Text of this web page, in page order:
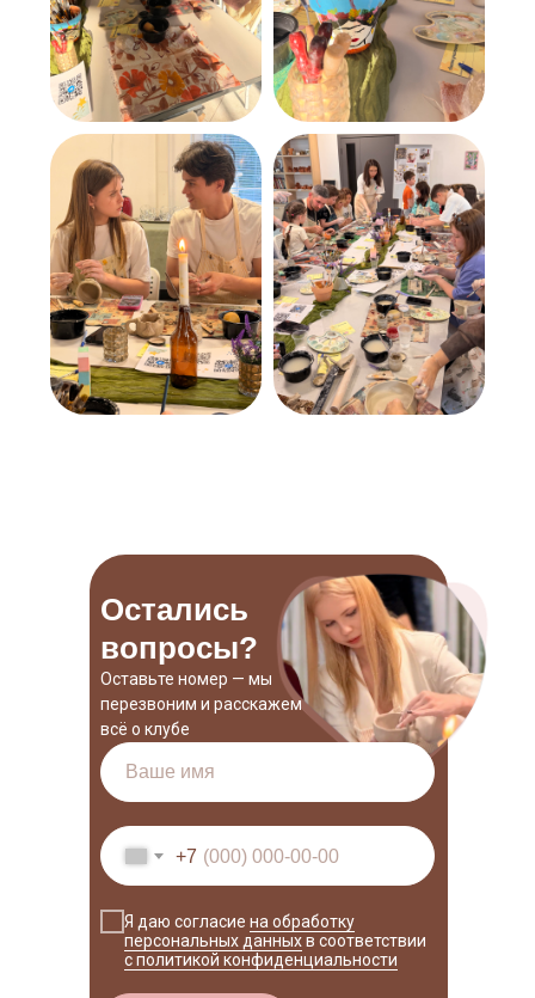
Остались
вопросы?
Оставьте номер — мы
перезвоним и расскажем
всё о клубе
+7
Я даю согласие на обработку
персональных данныхв соответствии
с политикой конфиденциальности